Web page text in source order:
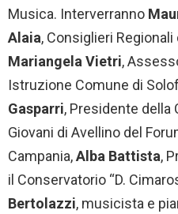
Musica. Interverranno
Alaia, Consiglieri Regionali
Mariangela Vietri,
Istruzione Comune di
Gasparri, Presidente
Giovani di Avellino del
Campania,Alba Battista,
il Conservatorio “D.
Bertolazzi, musicista e